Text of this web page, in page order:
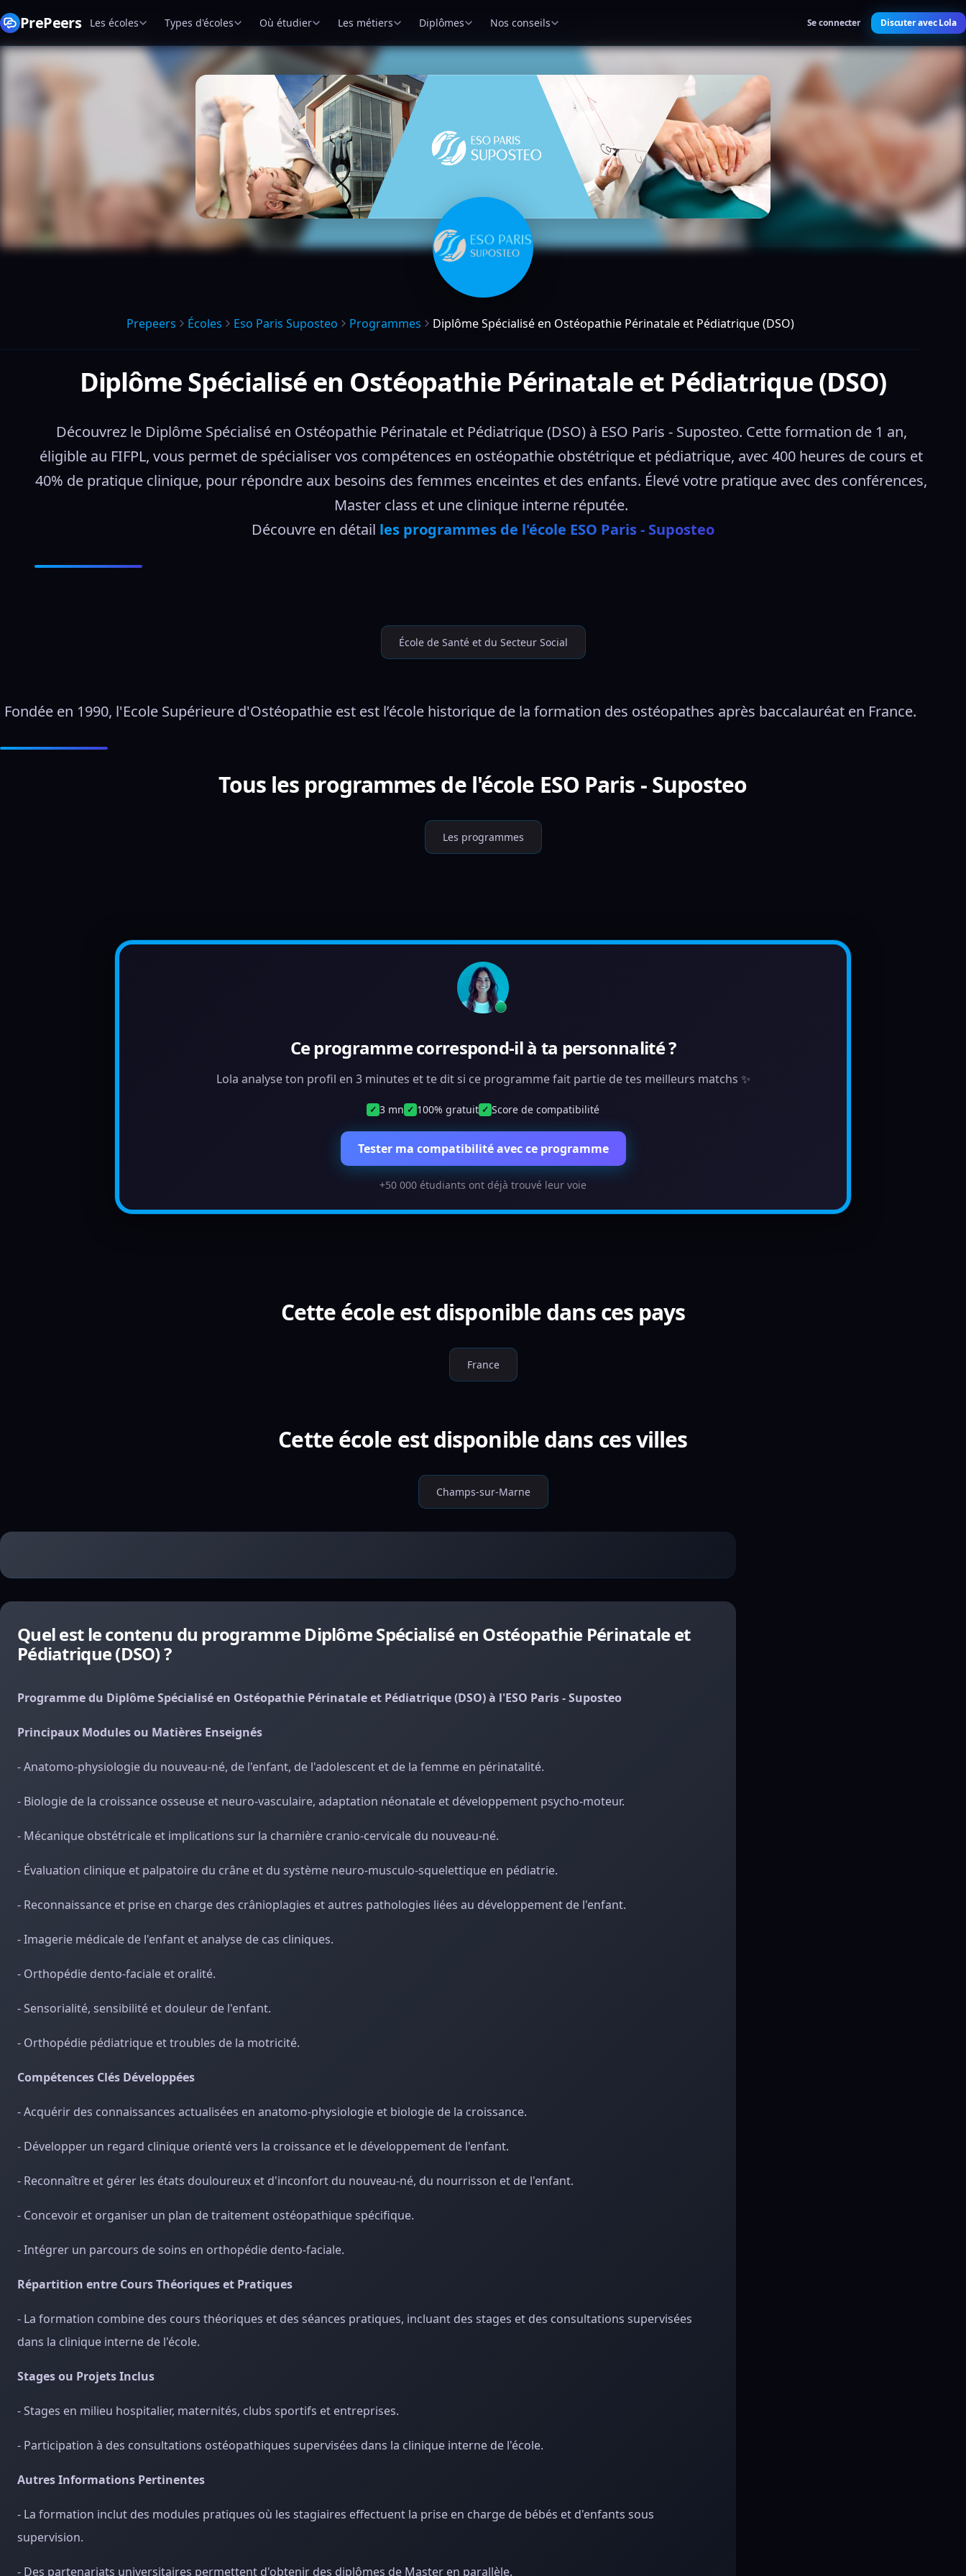
PrePeers Les écoles Types d'écoles Où étudier Les métiers Diplômes Nos conseils Se connecter Discuter avec Lola
Prepeers Écoles Eso Paris Suposteo Programmes Diplôme Spécialisé en Ostéopathie Périnatale et Pédiatrique (DSO)
Diplôme Spécialisé en Ostéopathie Périnatale et Pédiatrique (DSO)
Découvrez le Diplôme Spécialisé en Ostéopathie Périnatale et Pédiatrique (DSO) à ESO Paris - Suposteo. Cette formation de 1 an,
éligible au FIFPL, vous permet de spécialiser vos compétences en ostéopathie obstétrique et pédiatrique, avec 400 heures de cours et
40% de pratique clinique, pour répondre aux besoins des femmes enceintes et des enfants. Élevé votre pratique avec des conférences,
Master class et une clinique interne réputée.
Découvre en détail les programmes de l'école ESO Paris - Suposteo
École de Santé et du Secteur Social
Fondée en 1990, l'Ecole Supérieure d'Ostéopathie est est l’école historique de la formation des ostéopathes après baccalauréat en France.
Tous les programmes de l'école ESO Paris - Suposteo
Les programmes
Ce programme correspond-il à ta personnalité ?
Lola analyse ton profil en 3 minutes et te dit si ce programme fait partie de tes meilleurs matchs ✨
✓ 3 mn ✓ 100% gratuit ✓ Score de compatibilité
Tester ma compatibilité avec ce programme
+50 000 étudiants ont déjà trouvé leur voie
Cette école est disponible dans ces pays
France
Cette école est disponible dans ces villes
Champs-sur-Marne
Quel est le contenu du programme Diplôme Spécialisé en Ostéopathie Périnatale et
Pédiatrique (DSO) ?
Programme du Diplôme Spécialisé en Ostéopathie Périnatale et Pédiatrique (DSO) à l'ESO Paris - Suposteo
Principaux Modules ou Matières Enseignés
- Anatomo-physiologie du nouveau-né, de l'enfant, de l'adolescent et de la femme en périnatalité.
- Biologie de la croissance osseuse et neuro-vasculaire, adaptation néonatale et développement psycho-moteur.
- Mécanique obstétricale et implications sur la charnière cranio-cervicale du nouveau-né.
- Évaluation clinique et palpatoire du crâne et du système neuro-musculo-squelettique en pédiatrie.
- Reconnaissance et prise en charge des crânioplagies et autres pathologies liées au développement de l'enfant.
- Imagerie médicale de l'enfant et analyse de cas cliniques.
- Orthopédie dento-faciale et oralité.
- Sensorialité, sensibilité et douleur de l'enfant.
- Orthopédie pédiatrique et troubles de la motricité.
Compétences Clés Développées
- Acquérir des connaissances actualisées en anatomo-physiologie et biologie de la croissance.
- Développer un regard clinique orienté vers la croissance et le développement de l'enfant.
- Reconnaître et gérer les états douloureux et d'inconfort du nouveau-né, du nourrisson et de l'enfant.
- Concevoir et organiser un plan de traitement ostéopathique spécifique.
- Intégrer un parcours de soins en orthopédie dento-faciale.
Répartition entre Cours Théoriques et Pratiques
- La formation combine des cours théoriques et des séances pratiques, incluant des stages et des consultations supervisées
dans la clinique interne de l'école.
Stages ou Projets Inclus
- Stages en milieu hospitalier, maternités, clubs sportifs et entreprises.
- Participation à des consultations ostéopathiques supervisées dans la clinique interne de l'école.
Autres Informations Pertinentes
- La formation inclut des modules pratiques où les stagiaires effectuent la prise en charge de bébés et d'enfants sous
supervision.
- Des partenariats universitaires permettent d'obtenir des diplômes de Master en parallèle.